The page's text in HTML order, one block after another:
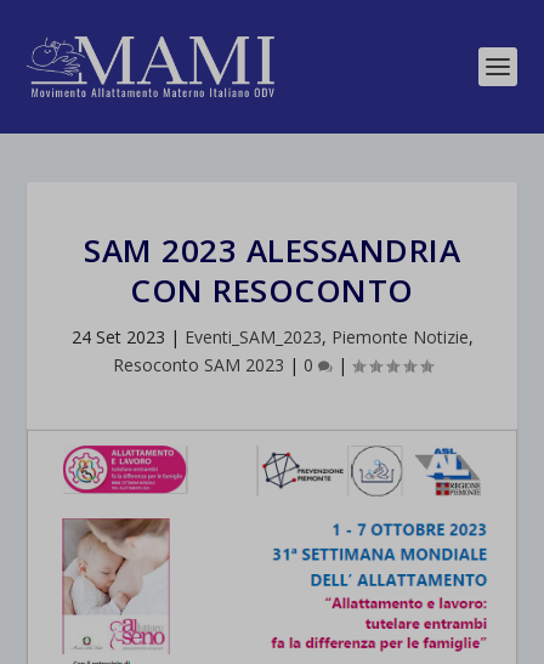
SAM 2023 ALESSANDRIA
CON RESOCONTO
24 Set 2023 | Eventi_SAM_2023, Piemonte Notizie,
Resoconto SAM 2023 | 0 |